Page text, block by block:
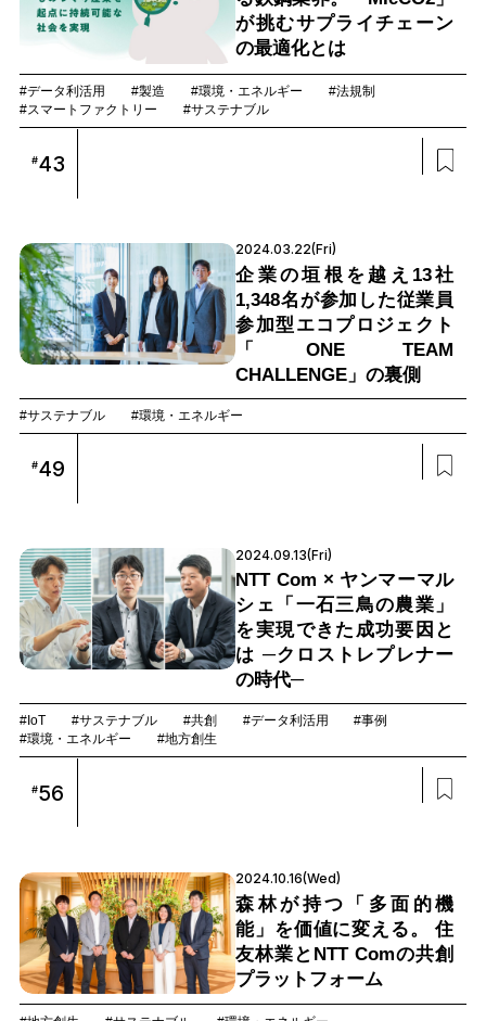
が挑むサプライチェーン
の最適化とは
#データ利活用 #製造 #環境・エネルギー
#法規制
#スマートファクトリー
#サステナブル
#43
2024.03.22(Fri)
企業の垣根を越え13社
1,348名が参加した従業員
参加型エコプロジェクト
「ONE TEAM
CHALLENGE」の裏側
#サステナブル #環境・エネルギー
#49
2024.09.13(Fri)
NTT Com × ヤンマーマル
シェ「一石三鳥の農業」
を実現できた成功要因と
は ─クロストレプレナー
の時代─
#IoT #サステナブル #共創 #データ利活用
#事例
#環境・エネルギー
#地方創生
#56
2024.10.16(Wed)
森林が持つ「多面的機
能」を価値に変える。 住
友林業とNTT Comの共創
プラットフォーム